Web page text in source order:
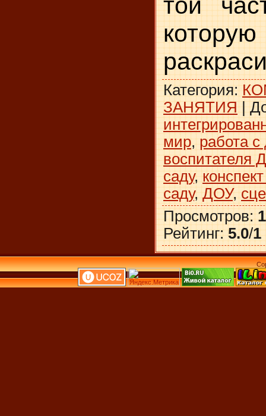
той
Категория:
ЗАНЯТИЯ |
мир, работа
воспитателя
саду,
саду, ДОУ,
Просмотров:
Рейтинг: 5.0/1